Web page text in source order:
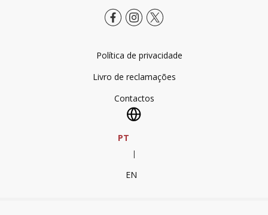
Política de privacidade
Livro de reclamações
Contactos
PT
|
EN